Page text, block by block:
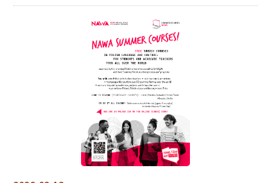
https://www.studujnavs.gov.cz/aktivita/163 截止申請
日：2026年3月31日 有意申請者請自行上網申請，或洽詢
本系赫萊娜老師 (Helena Hrdlickova，
helena@nccu.edu.tw)